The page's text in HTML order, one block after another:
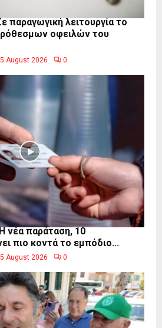
λειτουργία το
οφειλών του
5 August 2026 0
νέα παράταση, 10
πιο κοντά το εμπόδιο...
5 August 2026 0